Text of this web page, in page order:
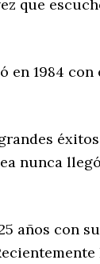
que
en 1984
nunca
años con